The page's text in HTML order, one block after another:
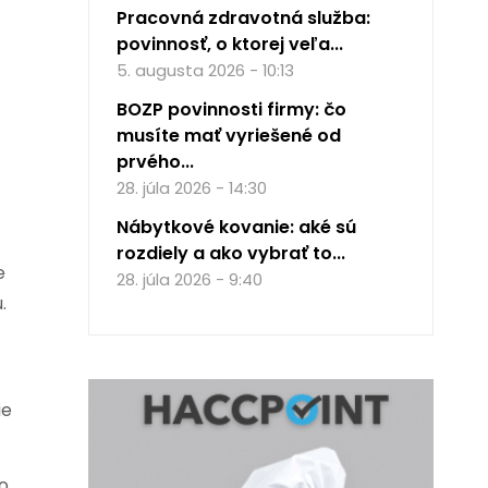
Pracovná zdravotná služba:
povinnosť, o ktorej veľa...
5. augusta 2026 - 10:13
BOZP povinnosti firmy: čo
musíte mať vyriešené od
prvého...
28. júla 2026 - 14:30
Nábytkové kovanie: aké sú
rozdiely a ako vybrať to...
28. júla 2026 - 9:40